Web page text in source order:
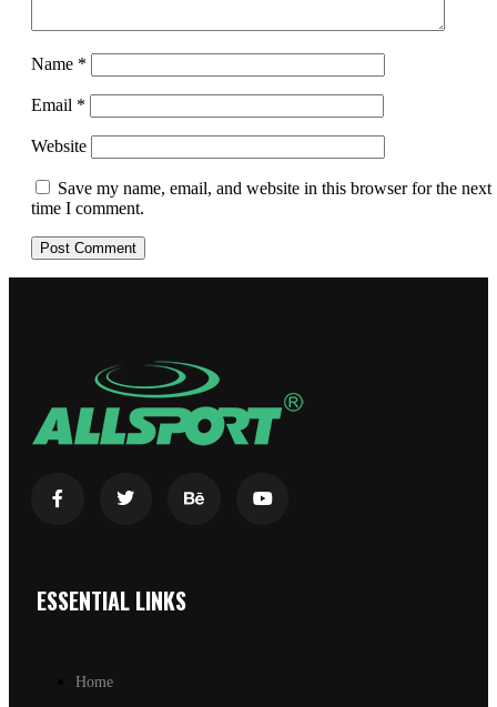
Name *
Email *
Website
Save my name, email, and website in this browser for the next
time I comment.
ESSENTIAL LINKS
Home